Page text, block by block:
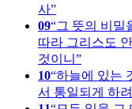
사
09 그 뜻의 비밀
따라 그리스도
것이니
10 하늘에 있는
서 통일되게 하